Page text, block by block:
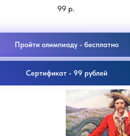
99 р.
Пройти олимпиаду - бесплатно
Сертификат - 99 рублей